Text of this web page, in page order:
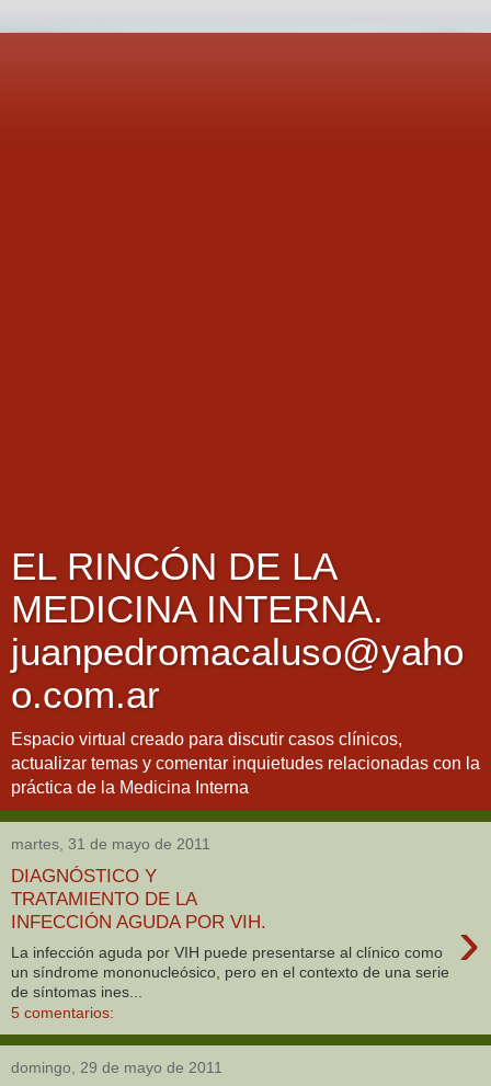
EL RINCÓN DE LA
MEDICINA INTERNA.
juanpedromacaluso@yaho
o.com.ar
Espacio virtual creado para discutir casos clínicos,
actualizar temas y comentar inquietudes relacionadas con la
práctica de la Medicina Interna
martes, 31 de mayo de 2011
DIAGNÓSTICO Y
TRATAMIENTO DE LA
INFECCIÓN AGUDA POR VIH.
›
La infección aguda por VIH puede presentarse al clínico como
un síndrome mononucleósico, pero en el contexto de una serie
de síntomas ines...
5 comentarios:
domingo, 29 de mayo de 2011